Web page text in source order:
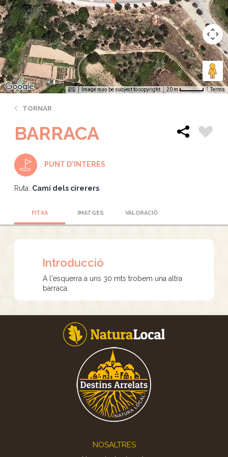
Image may be subject to copyright 20 m Terms
TORNAR
BARRACA
PUNT D'INTERÈS
Ruta: Camí dels cirerers
FITXA IMATGES VALORACIÓ
Introducció
A l'esquerra a uns 30 mts trobem una altra
barraca.
NOSALTRES